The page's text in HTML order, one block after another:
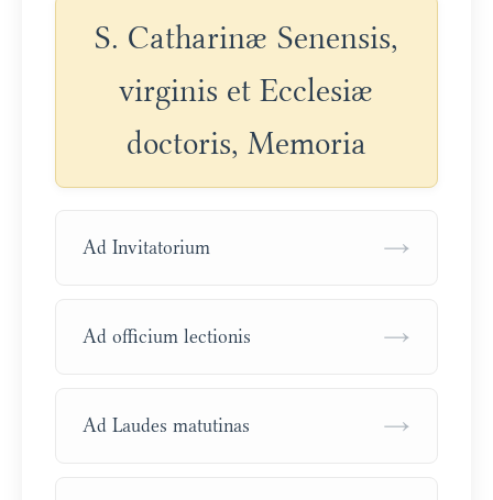
S. Catharinæ Senensis,
virginis et Ecclesiæ
doctoris, Memoria
Ad Invitatorium →
Ad officium lectionis →
Ad Laudes matutinas →